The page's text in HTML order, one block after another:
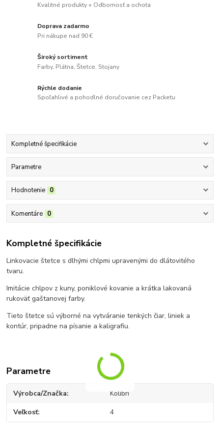
Kvalitné produkty + Odbornosť a ochota
Doprava zadarmo
Pri nákupe nad 90 €
Široký sortiment
Farby, Plátna, Štetce, Stojany
Rýchle dodanie
Spoľahlivé a pohodlné doručovanie cez Packetu
Kompletné špecifikácie
Parametre
Hodnotenie 0
Komentáre 0
Kompletné špecifikácie
Linkovacie štetce s dlhými chlpmi upravenými do dlátovitého
tvaru.
Imitácie chlpov z kuny, poniklové kovanie a krátka lakovaná
rukoväť gaštanovej farby.
Tieto štetce sú výborné na vytváranie tenkých čiar, liniek a
kontúr, pripadne na písanie a kaligrafiu.
Parametre
Výrobca/Značka Kolibri
Veľkosť 4